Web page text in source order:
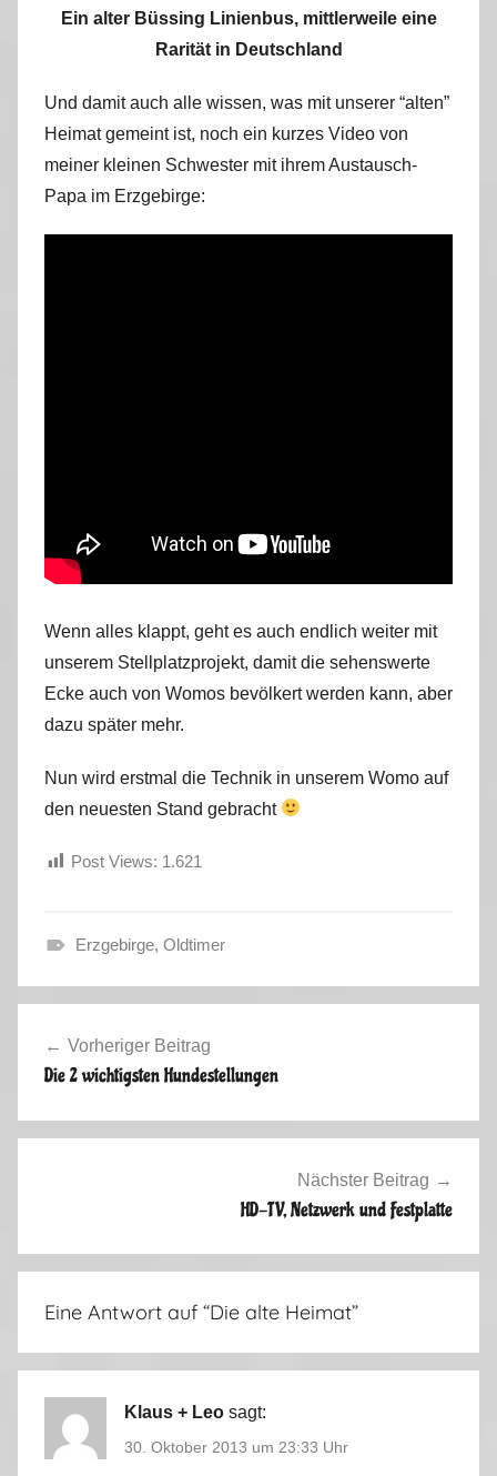
Ein alter Büssing Linienbus, mittlerweile eine
Rarität in Deutschland
Und damit auch alle wissen, was mit unserer “alten”
Heimat gemeint ist, noch ein kurzes Video von
meiner kleinen Schwester mit ihrem Austausch-
Papa im Erzgebirge:
Wenn alles klappt, geht es auch endlich weiter mit
unserem Stellplatzprojekt, damit die sehenswerte
Ecke auch von Womos bevölkert werden kann, aber
dazu später mehr.
Nun wird erstmal die Technik in unserem Womo auf
den neuesten Stand gebracht
Post Views: 1.621
e
s
t
Erzgebirge, Oldtimer
Vorheriger Beitrag
Die 2 wichtigsten Hundestellungen
Nächster Beitrag
HD-TV, Netzwerk und Festplatte
Eine Antwort auf “Die alte Heimat”
Klaus + Leo sagt:
30. Oktober 2013 um 23:33 Uhr